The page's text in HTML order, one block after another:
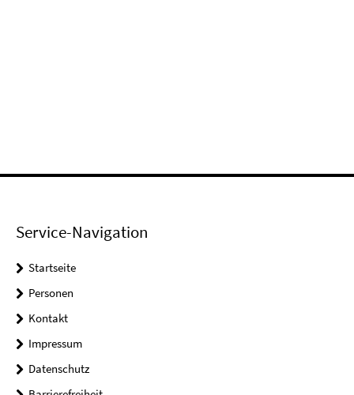
Service-Navigation
Startseite
Personen
Kontakt
Impressum
Datenschutz